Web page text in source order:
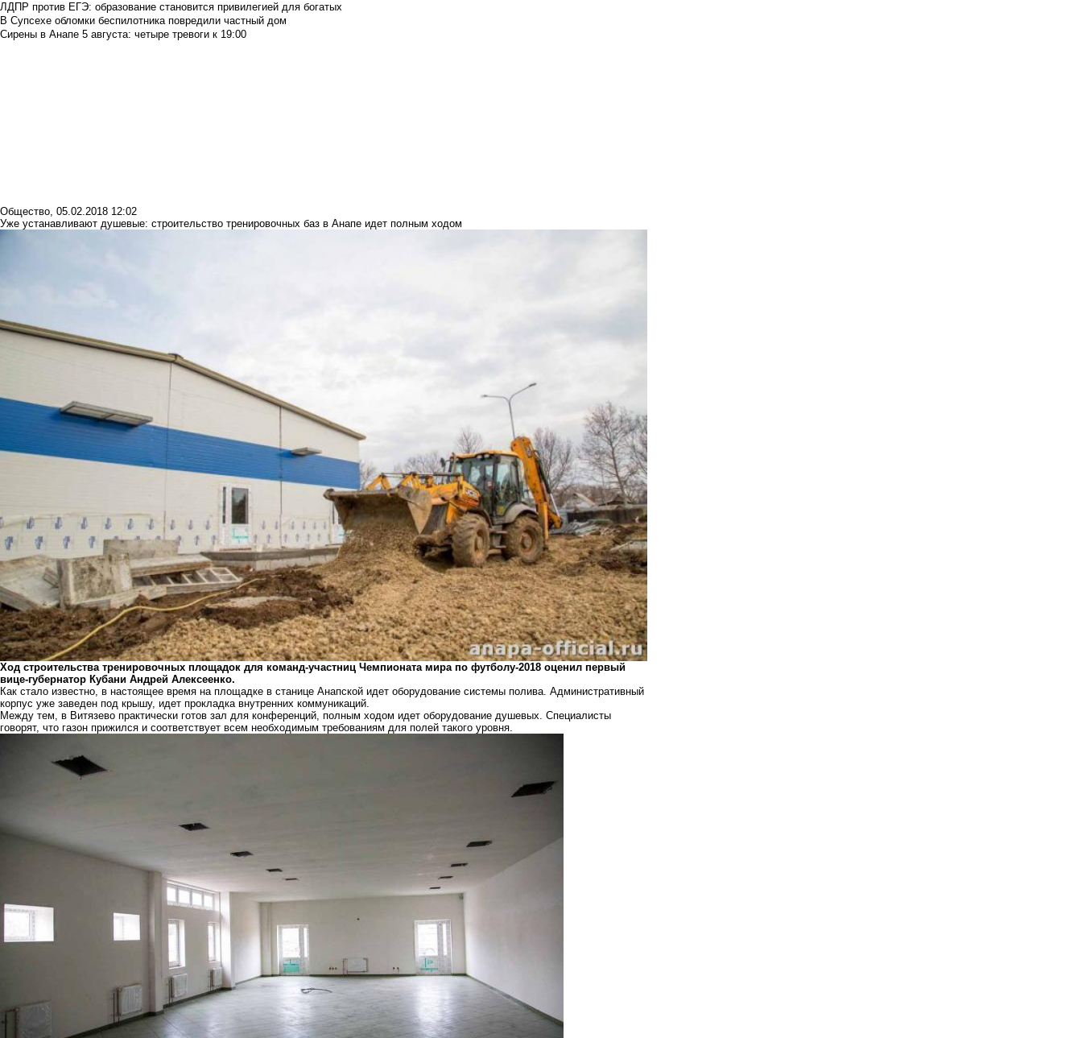
ЛДПР против ЕГЭ: образование становится привилегией для богатых
В Супсехе обломки беспилотника повредили частный дом
Сирены в Анапе 5 августа: четыре тревоги к 19:00
Общество, 05.02.2018 12:02
Уже устанавливают душевые: строительство тренировочных баз в Анапе идет полным ходом
Ход строительства тренировочных площадок для команд-участниц Чемпионата мира по футболу-2018 оценил первый
вице-губернатор Кубани Андрей Алексеенко.
Как стало известно, в настоящее время на площадке в станице Анапской идет оборудование системы полива. Административный
корпус уже заведен под крышу, идет прокладка внутренних коммуникаций.
Между тем, в Витязево практически готов зал для конференций, полным ходом идет оборудование душевых. Специалисты
говорят, что газон прижился и соответствует всем необходимым требованиям для полей такого уровня.